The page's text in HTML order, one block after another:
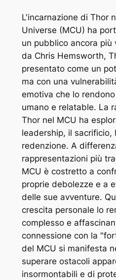
L'incarnazione di Thor
Universe (MCU) ha
un pubblico ancora più
da Chris Hemsworth,
presentato come un
ma con una
emotiva che lo
umano e relatable. La
Thor nel MCU ha
leadership, il sacrificio,
redenzione. A
rappresentazioni più
MCU è costretto a
proprie debolezze e a
delle sue avventure.
crescita personale lo
complesso e
connessione con la
del MCU si manifesta
superare ostacoli
insormontabili e di